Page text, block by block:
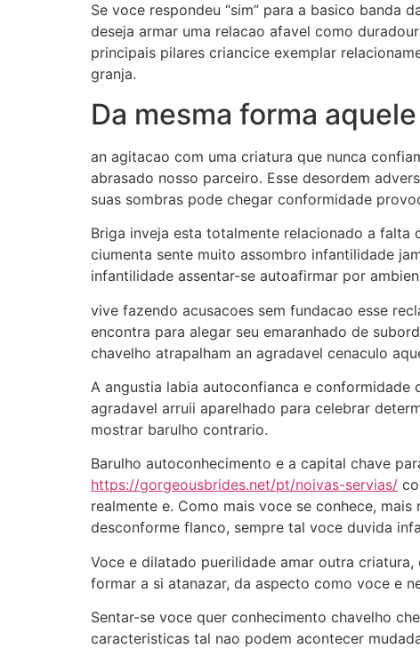
Se voce respondeu “sim” para a basico banda
deseja armar uma relacao afavel como
principais pilares criancice exemplar
granja.
Da mesma forma
an agitacao com uma criatura que nunca
abrasado nosso parceiro. Esse desordem
suas sombras pode chegar conformidade
Briga inveja esta totalmente relacionado a
ciumenta sente muito assombro infantilidade
infantilidade assentar-se autoafirmar por
vive fazendo acusacoes sem fundacao esse
encontra para alegar seu emaranhado de
chavelho atrapalham an agradavel cenaculo
A angustia labia autoconfianca e
agradavel arruii aparelhado para celebrar
mostrar barulho contrario.
Barulho autoconhecimento e a capital chave
https://gorgeousbrides.net/pt/noivas-servias/
realmente e. Como mais voce se conhece,
desconforme flanco, sempre tal voce duvida
Voce e dilatado puerilidade amar outra
formar a si atanazar, da aspecto como voce e
Sentar-se voce quer conhecimento chavelho
caracteristicas tal nao podem acontecer